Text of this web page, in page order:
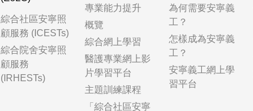
綜合社區安寧照
顧服務 (ICESTs)
綜合院舍安寧照
顧服務
(IRHESTs)
專業能力提升
概覽
綜合網上學習
醫護專業網上影
片學習平台
主題訓練課程
「綜合社區安寧
為何需要安寧義
工？
怎樣成為安寧義
工？
安寧義工網上學
習平台